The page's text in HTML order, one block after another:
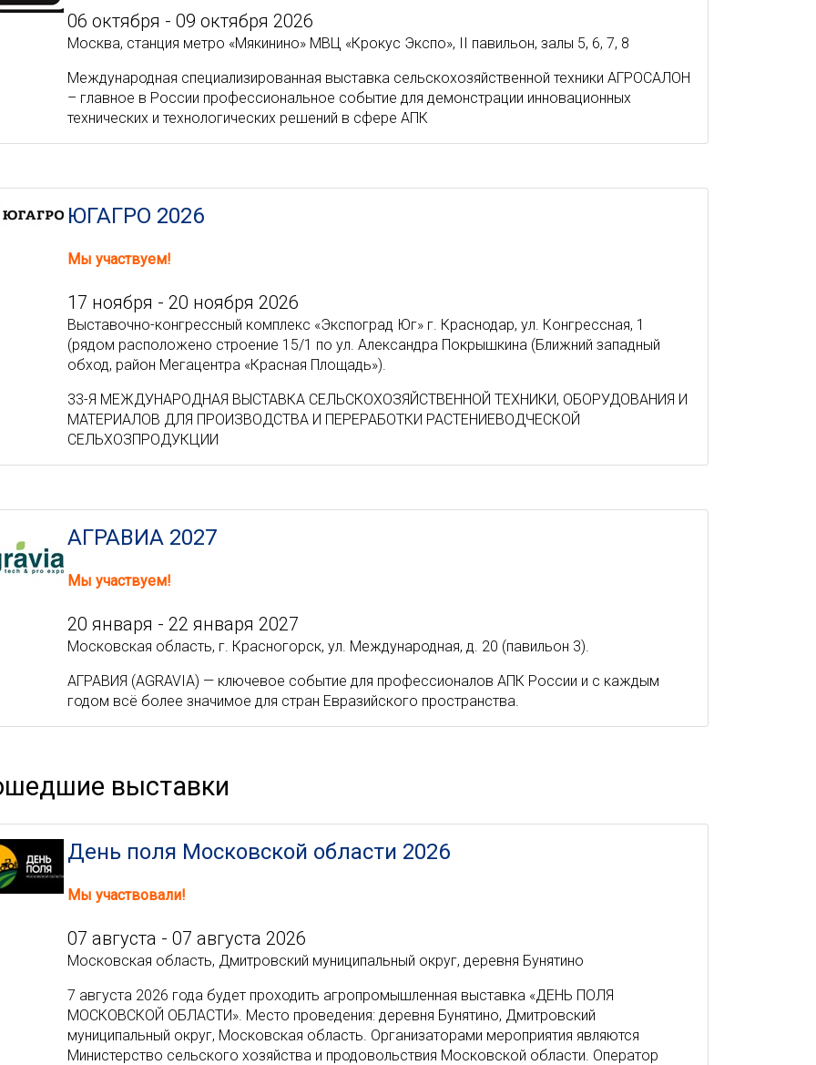
06 октября - 09 октября 2026
Москва, станция метро «Мякинино» МВЦ «Крокус Экспо», II павильон, залы 5, 6, 7, 8
Международная специализированная выставка сельскохозяйственной техники АГРОСАЛОН
– главное в России профессиональное событие для демонстрации инновационных
технических и технологических решений в сфере АПК
ЮГАГРО 2026
Мы участвуем!
17 ноября - 20 ноября 2026
Выставочно-конгрессный комплекс «Экспоград Юг» г. Краснодар, ул. Конгрессная, 1
(рядом расположено строение 15/1 по ул. Александра Покрышкина (Ближний западный
обход, район Мегацентра «Красная Площадь»).
33-Я МЕЖДУНАРОДНАЯ ВЫСТАВКА СЕЛЬСКОХОЗЯЙСТВЕННОЙ ТЕХНИКИ, ОБОРУДОВАНИЯ И
МАТЕРИАЛОВ ДЛЯ ПРОИЗВОДСТВА И ПЕРЕРАБОТКИ РАСТЕНИЕВОДЧЕСКОЙ
СЕЛЬХОЗПРОДУКЦИИ
АГРАВИА 2027
Мы участвуем!
20 января - 22 января 2027
Московская область, г. Красногорск, ул. Международная, д. 20 (павильон 3).
АГРАВИЯ (AGRAVIA) — ключевое событие для профессионалов АПК России и с каждым
годом всё более значимое для стран Евразийского пространства.
выставки
День поля Московской области 2026
Мы участвовали!
07 августа - 07 августа 2026
Московская область, Дмитровский муниципальный округ, деревня Бунятино
7 августа 2026 года будет проходить агропромышленная выставка «ДЕНЬ ПОЛЯ
МОСКОВСКОЙ ОБЛАСТИ». Место проведения: деревня Бунятино, Дмитровский
муниципальный округ, Московская область. Организаторами мероприятия являются
Министерство сельского хозяйства и продовольствия Московской области. Оператор